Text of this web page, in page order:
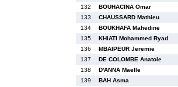
132
BOUHACINA Omar
133
CHAUSSARD Mathieu
134
BOUKHAFA Mahedine
135
KHIATI Mohammed Ryad
136
MBAIPEUR Jeremie
137
DE COLOMBE Anatole
138
D'ANNA Maelle
139
BAH Asma